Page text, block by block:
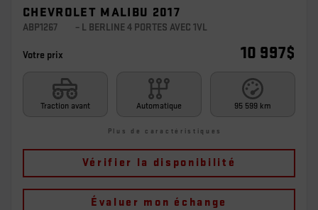
CHEVROLET MALIBU 2017
ABP1267 – L BERLINE 4 PORTES AVEC 1VL
Votre prix 10 997$
Traction avant Automatique 95 599 km
Plus de caractéristiques
Vérifier la disponibilité
Évaluer mon échange